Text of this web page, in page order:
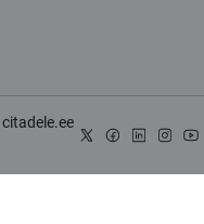
citadele.ee